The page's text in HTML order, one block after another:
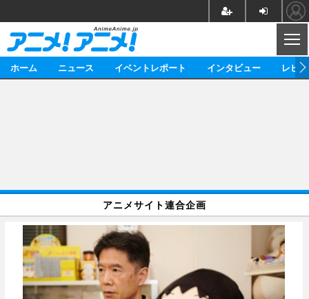
イベント
海外イベント ビジネス
俳優・タレント アーティスト
ビジネス
レビュー
アニメ 実写
書評
ゲーム 座談会
動画
アニメ
アニメ！アニメ！TV ABEMA Cafe
連載・コラム
ホーム ニュース イベントレポート インタビュー レビ
アニメサイト連合企画